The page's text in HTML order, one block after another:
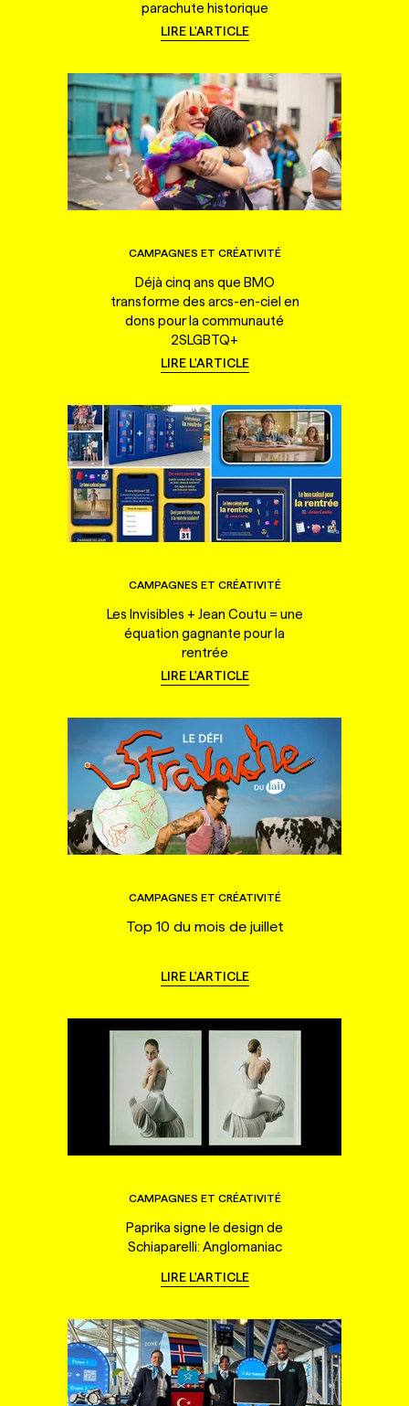
parachute historique
LIRE L'ARTICLE
CAMPAGNES ET CRÉATIVITÉ
Déjà cinq ans que BMO
transforme des arcs-en-ciel en
dons pour la communauté
2SLGBTQ+
LIRE L'ARTICLE
CAMPAGNES ET CRÉATIVITÉ
Les Invisibles + Jean Coutu = une
équation gagnante pour la
rentrée
LIRE L'ARTICLE
CAMPAGNES ET CRÉATIVITÉ
Top 10 du mois de juillet
LIRE L'ARTICLE
CAMPAGNES ET CRÉATIVITÉ
Paprika signe le design de
Schiaparelli: Anglomaniac
LIRE L'ARTICLE